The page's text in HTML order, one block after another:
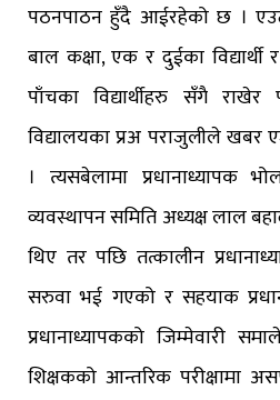
पठनपाठन हुँदै आईरहेको छ ।
बाल कक्षा, एक र दुईका विद्यार्थी
पाँचका विद्यार्थीहरु सँगै
विद्यालयका प्रअ पराजुलीले
। त्यसबेलामा प्रधानाध्यापक
व्यवस्थापन समिति अध्यक्ष लाल
थिए तर पछि तत्कालीन
सरुवा भई गएको र सहयाक
प्रधानाध्यापकको जिम्मेवारी
शिक्षकको आन्तरिक परीक्षामा